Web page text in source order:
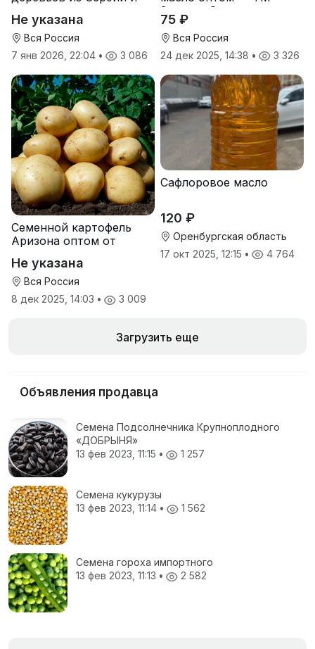
Не указана
Вся Россия
7 янв 2026, 22:04 • 3 086
Золотая Семечка
75 ₽
Вся Россия
24 дек 2025, 14:38 • 3 326
Семенной картофель
Аризона оптом от
Не указана
Вся Россия
8 дек 2025, 14:03 • 3 009
Сафлоровое масло
120 ₽
Оренбургская область
17 окт 2025, 12:15 • 4 764
Загрузить еще
Объявления продавца
Семена Подсолнечника Крупноплодного
«ДОБРЫНЯ»
13 фев 2023, 11:15 • 1 257
Семена кукурузы
13 фев 2023, 11:14 • 1 562
Семена гороха импортного
13 фев 2023, 11:13 • 2 582